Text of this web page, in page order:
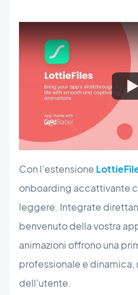
Con l'estensione
onboarding accattivante
leggere. Integrate
benvenuto della vostra
animazioni offrono una
professionale e
dell'utente.